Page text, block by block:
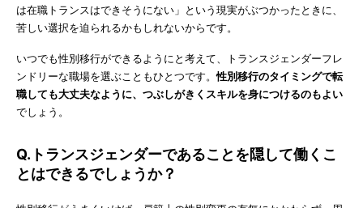
は在職トランスはできそうにない」という現実がぶつかったときに、
苦しい選択を迫られるかもしれないからです。
いつでも性別移行ができるようにと考えて、トランスジェンダーフレ
ンドリーな職場を選ぶこともひとつです。性別移行のタイミングで転
職しても大丈夫なように、つぶしがきくスキルを身につけるのもよい
でしょう。
Q.トランスジェンダーであることを隠して働くこ
とはできるでしょうか？